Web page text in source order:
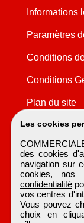
Les cookies
des cookies
navigation sur
cookies, nos
confidentialité
vos centres
Vous pouvez
choix en
Informations
Paramètres
Conditions
Conditions
Plan du site